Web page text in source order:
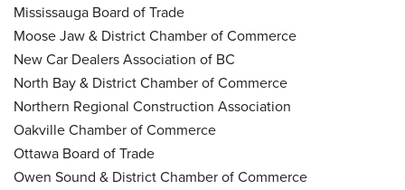
Mississauga Board of Trade
Moose Jaw & District Chamber of Commerce
New Car Dealers Association of BC
North Bay & District Chamber of Commerce
Northern Regional Construction Association
Oakville Chamber of Commerce
Ottawa Board of Trade
Owen Sound & District Chamber of Commerce